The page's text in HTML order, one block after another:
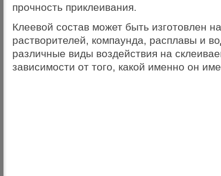
прочность приклеивания.
Клеевой состав может быть изготовлен
растворителей, компаунда, расплавы и
различные виды воздействия на
зависимости от того, какой именно он